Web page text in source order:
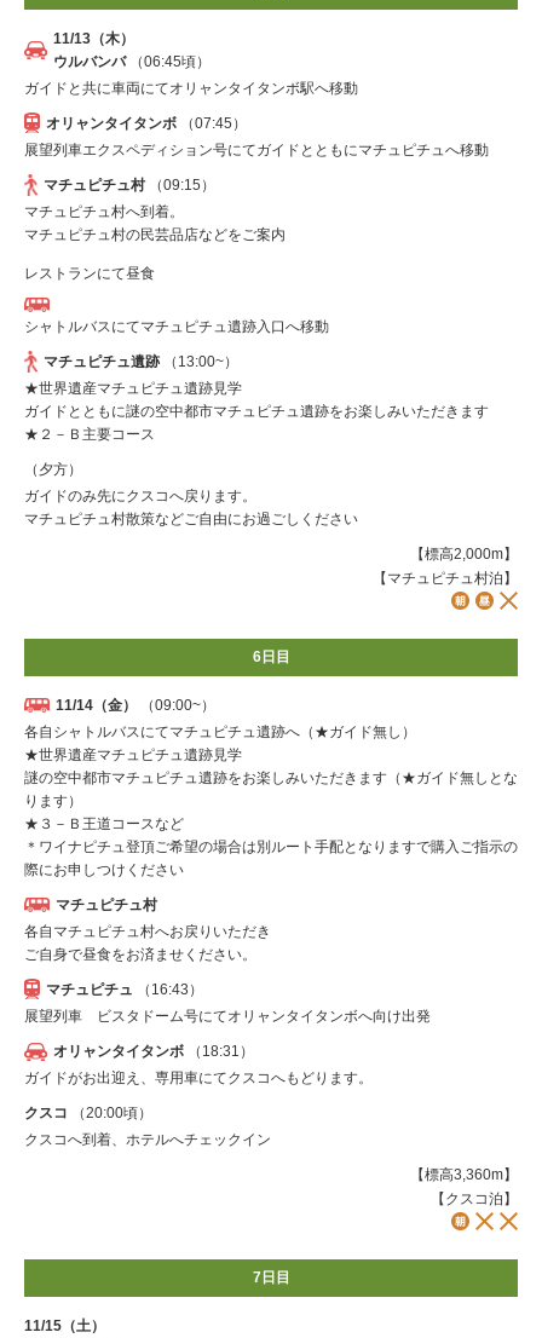
11/13（木）
ウルバンバ
（06:45頃）
ガイドと共に車両にてオリャンタイタンボ駅へ移動
オリャンタイタンボ
（07:45）
展望列車エクスペディション号にてガイドとともにマチュピチュへ移動
マチュピチュ村
（09:15）
マチュピチュ村へ到着。
マチュピチュ村の民芸品店などをご案内
レストランにて昼食
シャトルバスにてマチュピチュ遺跡入口へ移動
マチュピチュ遺跡
（13:00~）
★世界遺産マチュピチュ遺跡見学
ガイドとともに謎の空中都市マチュピチュ遺跡をお楽しみいただきます
★２－Ｂ主要コース
（夕方）
ガイドのみ先にクスコへ戻ります。
マチュピチュ村散策などご自由にお過ごしください
【標高2,000m】
【マチュピチュ村泊】
6日目
11/14（金）
（09:00~）
各自シャトルバスにてマチュピチュ遺跡へ（★ガイド無し）
★世界遺産マチュピチュ遺跡見学
謎の空中都市マチュピチュ遺跡をお楽しみいただきます（★ガイド無しとな
ります）
★３－Ｂ王道コースなど
＊ワイナピチュ登頂ご希望の場合は別ルート手配となりますで購入ご指示の
際にお申しつけください
マチュピチュ村
各自マチュピチュ村へお戻りいただき
ご自身で昼食をお済ませください。
マチュピチュ
（16:43）
展望列車 ビスタドーム号にてオリャンタイタンボへ向け出発
オリャンタイタンボ
（18:31）
ガイドがお出迎え、専用車にてクスコへもどります。
クスコ
（20:00頃）
クスコへ到着、ホテルへチェックイン
【標高3,360m】
【クスコ泊】
7日目
11/15（土）